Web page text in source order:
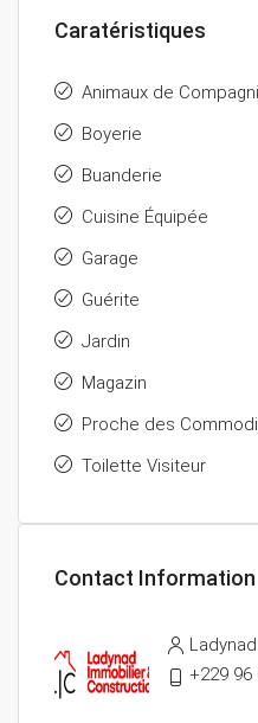
Caratéristiques
Animaux de
Boyerie
Buanderie
Cuisine Équipée
Garage
Guérite
Jardin
Magazin
Proche des
Toilette Visiteur
Contact Information
+229 96